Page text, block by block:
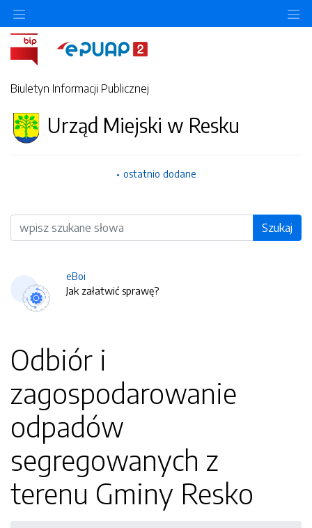
Biuletyn Informacji Publicznej
Urząd Miejski w Resku
ostatnio dodane
Wyszukiwarka Szukaj
eBoi
Jak załatwić sprawę?
Odbiór i
zagospodarowanie
odpadów
segregowanych z
terenu Gminy Resko